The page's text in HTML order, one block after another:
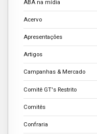
ABA na mídia
Acervo
Apresentações
Artigos
Campanhas & Mercado
Comitê GT's Restrito
Comitês
Confraria